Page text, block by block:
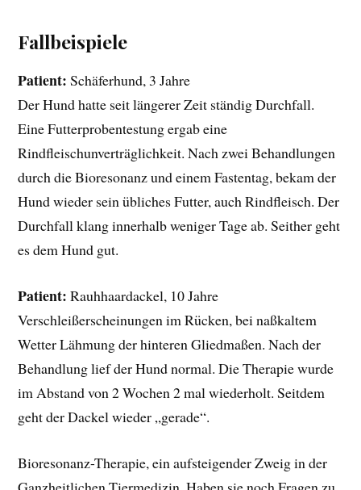
Fallbeispiele
Patient: Schäferhund, 3 Jahre
Der Hund hatte seit längerer Zeit ständig Durchfall.
Eine Futterprobentestung ergab eine
Rindfleischunverträglichkeit. Nach zwei Behandlungen
durch die Bioresonanz und einem Fastentag, bekam der
Hund wieder sein übliches Futter, auch Rindfleisch. Der
Durchfall klang innerhalb weniger Tage ab. Seither geht
es dem Hund gut.
Patient: Rauhhaardackel, 10 Jahre
Verschleißerscheinungen im Rücken, bei naßkaltem
Wetter Lähmung der hinteren Gliedmaßen. Nach der
Behandlung lief der Hund normal. Die Therapie wurde
im Abstand von 2 Wochen 2 mal wiederholt. Seitdem
geht der Dackel wieder „gerade“.
Bioresonanz-Therapie, ein aufsteigender Zweig in der